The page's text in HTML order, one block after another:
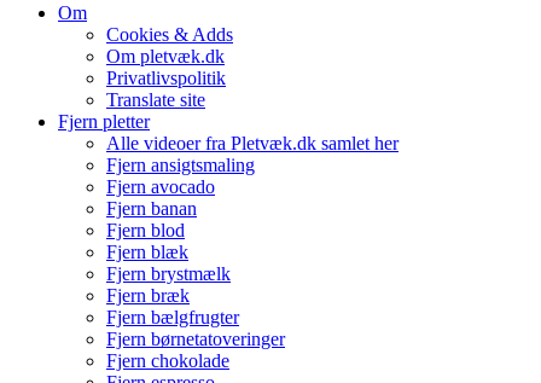
Om
Cookies & Adds
Om pletvæk.dk
Privatlivspolitik
Translate site
Fjern pletter
Alle videoer fra Pletvæk.dk samlet her
Fjern ansigtsmaling
Fjern avocado
Fjern banan
Fjern blod
Fjern blæk
Fjern brystmælk
Fjern bræk
Fjern bælgfrugter
Fjern børnetatoveringer
Fjern chokolade